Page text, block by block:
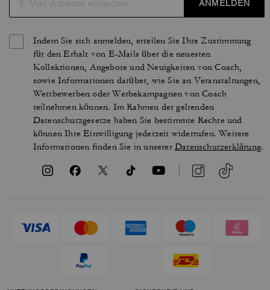
ANMELDEN
Indem Sie sich anmelden, erteilen Sie Ihre Zustimmung
für den Erhalt von E-Mails über die neuesten
Kollektionen, Angebote und Neuigkeiten von Coach,
sowie Informationen darüber, wie Sie an Veranstaltungen,
Wettbewerben oder Werbekampagnen von Coach
teilnehmen können. Im Rahmen der geltenden
Datenschutzgesetze haben Sie bestimmte Rechte und
können Ihre Einwilligung jederzeit widerrufen. Weitere
Informationen finden Sie in unsererDatenschutzerklärung.